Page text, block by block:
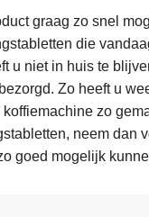
graag zo snel
die
u niet in huis te
Zo heeft u
zo
neem dan
goed mogelijk